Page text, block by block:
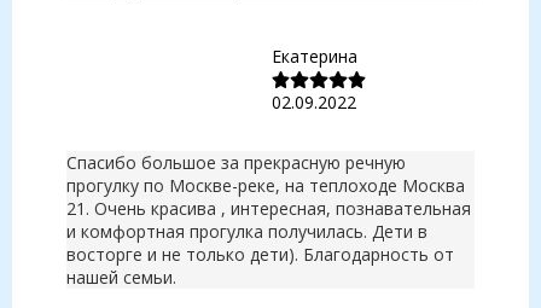
Екатерина
02.09.2022
Спасибо большое за прекрасную речную
прогулку по Москве-реке, на теплоходе Москва
21. Очень красива , интересная, познавательная
и комфортная прогулка получилась. Дети в
восторге и не только дети). Благодарность от
нашей семьи.